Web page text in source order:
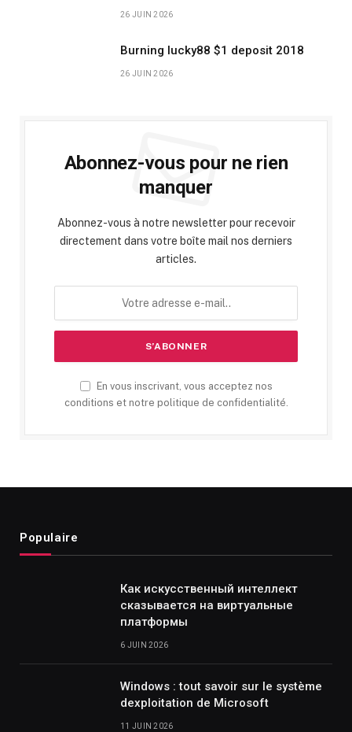
26 JUIN 2026
Burning lucky88 $1 deposit 2018
26 JUIN 2026
Abonnez-vous pour ne rien
manquer
Abonnez-vous à notre newsletter pour recevoir
directement dans votre boîte mail nos derniers
articles.
En vous inscrivant, vous acceptez nos
conditions et notre politique de confidentialité.
Populaire
Как искусственный интеллект
сказывается на виртуальные
платформы
6 JUIN 2026
Windows : tout savoir sur le système
dexploitation de Microsoft
11 JUIN 2026